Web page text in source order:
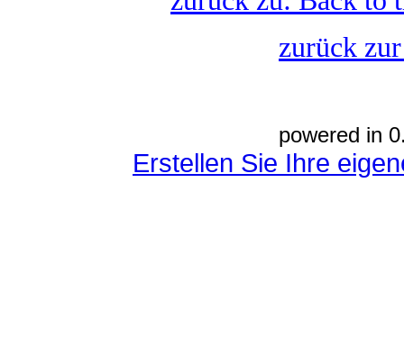
zurück
powered in
Erstellen Sie Ihre